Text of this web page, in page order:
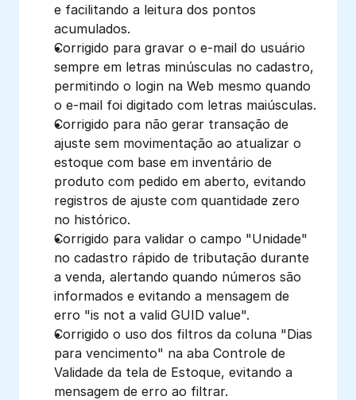
e facilitando a leitura dos pontos
acumulados.
Corrigido para gravar o e-mail do usuário
sempre em letras minúsculas no cadastro,
permitindo o login na Web mesmo quando
o e-mail foi digitado com letras maiúsculas.
Corrigido para não gerar transação de
ajuste sem movimentação ao atualizar o
estoque com base em inventário de
produto com pedido em aberto, evitando
registros de ajuste com quantidade zero
no histórico.
Corrigido para validar o campo "Unidade"
no cadastro rápido de tributação durante
a venda, alertando quando números são
informados e evitando a mensagem de
erro "is not a valid GUID value".
Corrigido o uso dos filtros da coluna "Dias
para vencimento" na aba Controle de
Validade da tela de Estoque, evitando a
mensagem de erro ao filtrar.